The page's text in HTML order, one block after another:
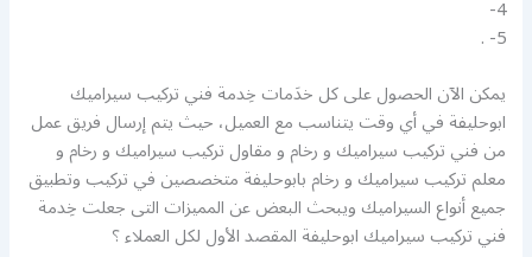
4-
5- .
يمكن الآن الحصول على كل خدَمات خِدمة فني تركيب سيراميك
ابوحليفة في أي وقت يتناسب مع العميل، حيث يتم إرسال فريق عمل
من فني تركيب سيراميك و رخام و مقاول تركيب سيراميك و رخام و
معلم تركيب سيراميك و رخام بابوحليفة متخصصين في تركيب وتطبيق
جميع أنواع السيراميك ويبحث البعض عن المميزات التى جعلت خِدمة
فني تركيب سيراميك ابوحليفة المقصد الأول لكل العملاء ؟